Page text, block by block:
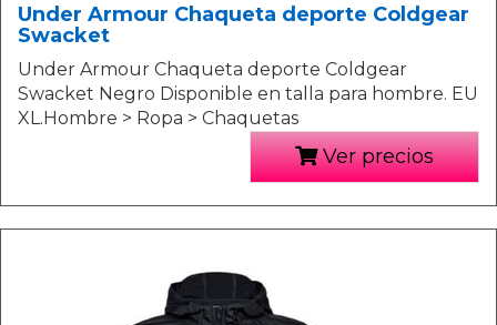
Under Armour Chaqueta deporte Coldgear
Swacket
Under Armour Chaqueta deporte Coldgear
Swacket Negro Disponible en talla para hombre. EU
XL.Hombre > Ropa > Chaquetas
Ver precios